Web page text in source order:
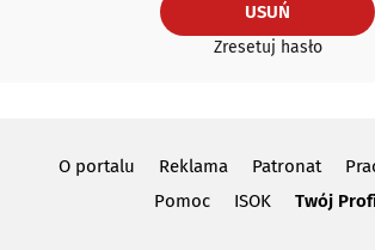
USUŃ
Zresetuj hasło
O portalu Reklama Patronat
Pomoc
ISOK Twój